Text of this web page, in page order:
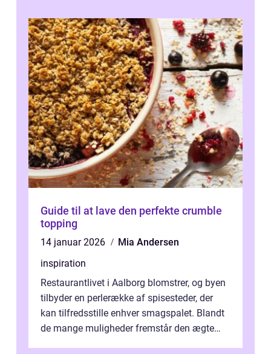
Guide til at lave den perfekte crumble
topping
14 januar 2026
Mia Andersen
inspiration
Restaurantlivet i Aalborg blomstrer, og byen
tilbyder en perlerække af spisesteder, der
kan tilfredsstille enhver smagspalet. Blandt
de mange muligheder fremstår den ægte